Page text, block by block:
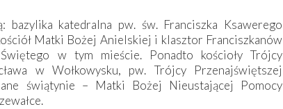
bazylika katedralna pw. św. Franciszka Ksawerego
Matki Bożej Anielskiej i klasztor Franciszkanów
w tym mieście. Ponadto kościoły Trójcy
w Wołkowysku, pw. Trójcy Przenajświętszej
świątynie – Matki Bożej Nieustającej Pomocy